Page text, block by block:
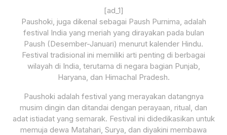
[ad_1]
Paushoki, juga dikenal sebagai Paush Purnima, adalah
festival India yang meriah yang dirayakan pada bulan
Paush (Desember-Januari) menurut kalender Hindu.
Festival tradisional ini memiliki arti penting di berbagai
wilayah di India, terutama di negara bagian Punjab,
Haryana, dan Himachal Pradesh.
Paushoki adalah festival yang merayakan datangnya
musim dingin dan ditandai dengan perayaan, ritual, dan
adat istiadat yang semarak. Festival ini didedikasikan untuk
memuja dewa Matahari, Surya, dan diyakini membawa